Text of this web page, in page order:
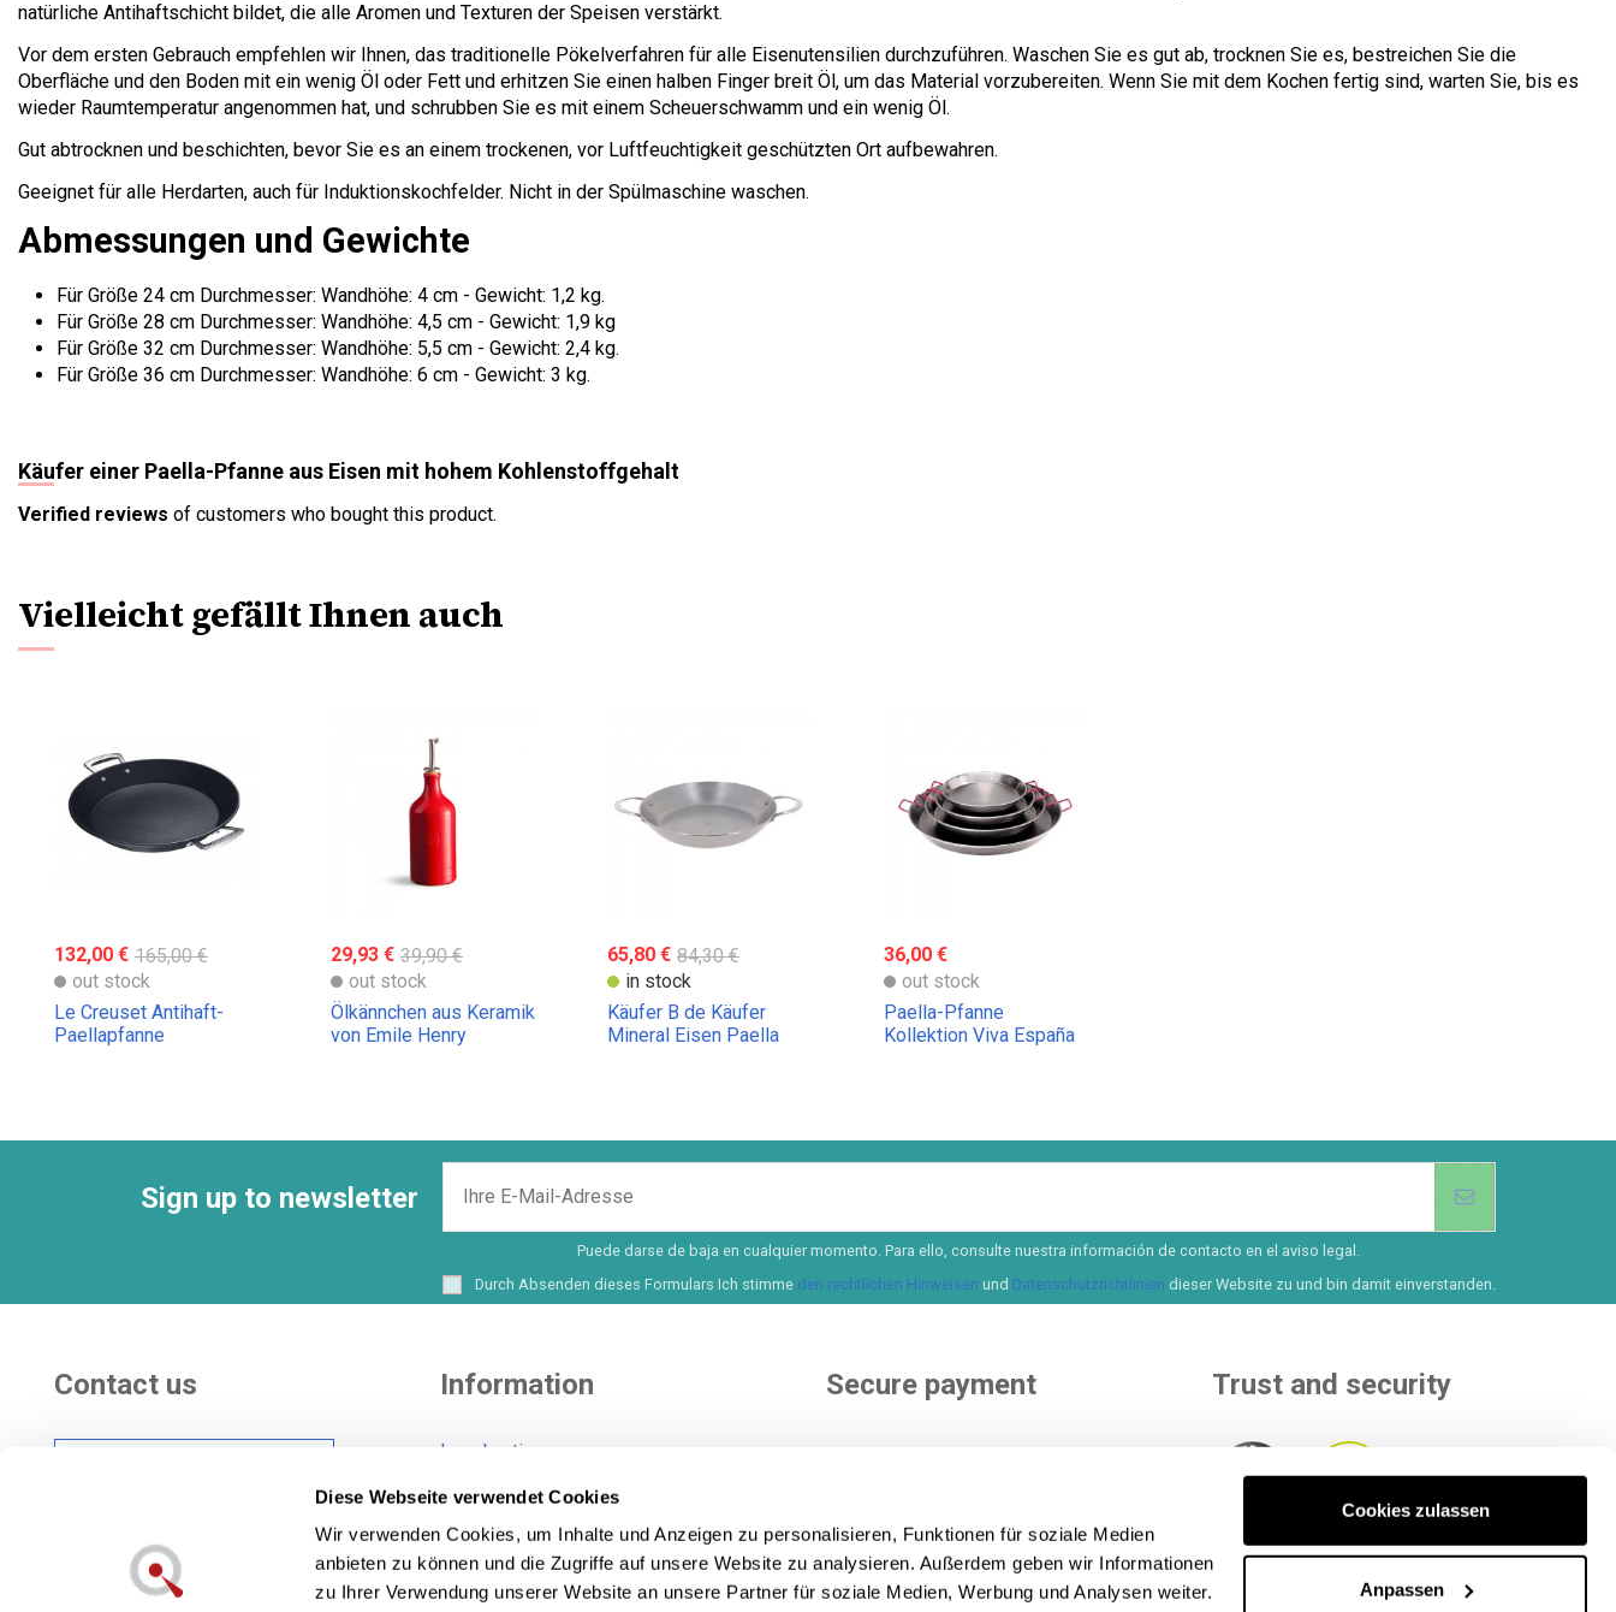
Diese Webseite verwendet Cookies
Wir verwenden Cookies, um Inhalte und Anzeigen zu personalisieren, Funktionen für soziale Medien
anbieten zu können und die Zugriffe auf unsere Website zu analysieren. Außerdem geben wir Informationen
zu Ihrer Verwendung unserer Website an unsere Partner für soziale Medien, Werbung und Analysen weiter.
Cookies zulassen
Anpassen
natürliche Antihaftschicht bildet, die alle Aromen und Texturen der Speisen verstärkt.
Vor dem ersten Gebrauch empfehlen wir Ihnen, das traditionelle Pökelverfahren für alle Eisenutensilien durchzuführen. Waschen Sie es gut ab, trocknen Sie es, bestreichen Sie die
Oberfläche und den Boden mit ein wenig Öl oder Fett und erhitzen Sie einen halben Finger breit Öl, um das Material vorzubereiten. Wenn Sie mit dem Kochen fertig sind, warten Sie, bis es
wieder Raumtemperatur angenommen hat, und schrubben Sie es mit einem Scheuerschwamm und ein wenig Öl.
Gut abtrocknen und beschichten, bevor Sie es an einem trockenen, vor Luftfeuchtigkeit geschützten Ort aufbewahren.
Geeignet für alle Herdarten, auch für Induktionskochfelder. Nicht in der Spülmaschine waschen.
Abmessungen und Gewichte
Für Größe 24 cm Durchmesser: Wandhöhe: 4 cm - Gewicht: 1,2 kg.
Für Größe 28 cm Durchmesser: Wandhöhe: 4,5 cm - Gewicht: 1,9 kg
Für Größe 32 cm Durchmesser: Wandhöhe: 5,5 cm - Gewicht: 2,4 kg.
Für Größe 36 cm Durchmesser: Wandhöhe: 6 cm - Gewicht: 3 kg.
Käufer einer Paella-Pfanne aus Eisen mit hohem Kohlenstoffgehalt
Verified reviews of customers who bought this product.
Vielleicht gefällt Ihnen auch
132,00 € 165,00 €
out stock
Le Creuset Antihaft-
Paellapfanne
29,93 € 39,90 €
out stock
Ölkännchen aus Keramik
von Emile Henry
65,80 € 84,30 €
in stock
Käufer B de Käufer
Mineral Eisen Paella
36,00 €
out stock
Paella-Pfanne
Kollektion Viva España
Sign up to newsletter
Puede darse de baja en cualquier momento. Para ello, consulte nuestra información de contacto en el aviso legal.
Durch Absenden dieses Formulars Ich stimme den rechtlichen Hinweisen und Datenschutzrichtlinien dieser Website zu und bin damit einverstanden.
Contact us
Also in social networks:
Information
Legal notice
Shipping conditions
Cookies policy
Privacy policy
Secure payment
You choose how to pay. More than 8
options to pay and finance your
purchase.
See all payment methods
Trust and security
Within to independent entities that
evaluate our quality.